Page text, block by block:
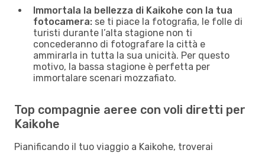
Immortala la bellezza di Kaikohe con la tua
fotocamera: se ti piace la fotografia, le folle di
turisti durante l’alta stagione non ti
concederanno di fotografare la città e
ammirarla in tutta la sua unicità. Per questo
motivo, la bassa stagione è perfetta per
immortalare scenari mozzafiato.
Top compagnie aeree con voli diretti per
Kaikohe
Pianificando il tuo viaggio a Kaikohe, troverai